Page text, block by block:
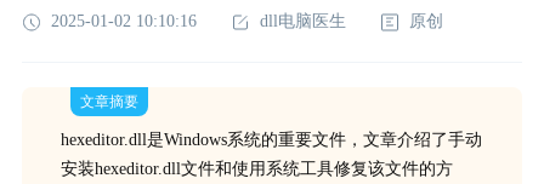
2025-01-02 10:10:16 dll电脑医生 原创
文章摘要
hexeditor.dll是Windows系统的重要文件，文章介绍了手动
安装hexeditor.dll文件和使用系统工具修复该文件的方